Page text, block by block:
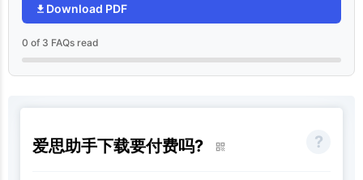
Download PDF
0 of 3 FAQs read
爱思助手下载要付费吗?